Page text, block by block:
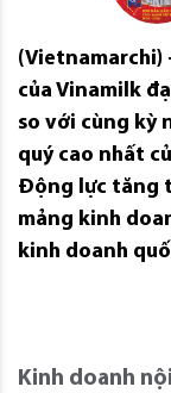
(Vietnamarchi)
của Vinamilk
so với cùng kỳ
quý cao nhất
Động lực tăng
mảng kinh
kinh doanh
Kinh doanh